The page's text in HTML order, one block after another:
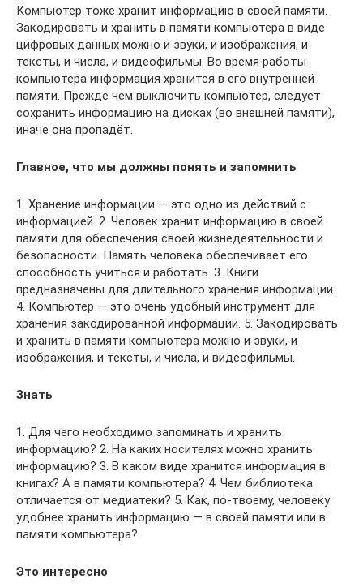
Компьютер тоже хранит информацию в своей па­мяти.
Закодировать и хранить в памяти компьютера в виде
цифровых данных можно и звуки, и изображе­ния, и
тексты, и числа, и видеофильмы. Во время работы
компьютера информация хра­нится в его внутренней
памяти. Прежде чем выклю­чить компьютер, следует
сохранить информацию на дисках (во внешней памяти),
иначе она пропадёт.
Главное, что мы должны понять и запомнить
1. Хранение информации — это одно из действий с
информацией. 2. Человек хранит информацию в своей
памяти для обеспечения своей жизнедеятельности и
безопасности. Память человека обеспечивает его
способность учиться и работать. 3. Книги
предназначены для длительного хранения информации.
4. Компьютер — это очень удобный инструмент для
хранения закодированной информации. 5. Закодировать
и хранить в памяти компьютера можно и звуки, и
изображения, и тексты, и числа, и видеофильмы.
Знать
1. Для чего необходимо запоминать и хранить
информацию? 2. На каких носителях можно хранить
информацию? 3. В каком виде хранится информация в
книгах? А в памяти компьютера? 4. Чем библиотека
отличается от медиатеки? 5. Как, по-твоему, человеку
удобнее хранить информацию — в своей памяти или в
памяти компьютера?
Это интересно